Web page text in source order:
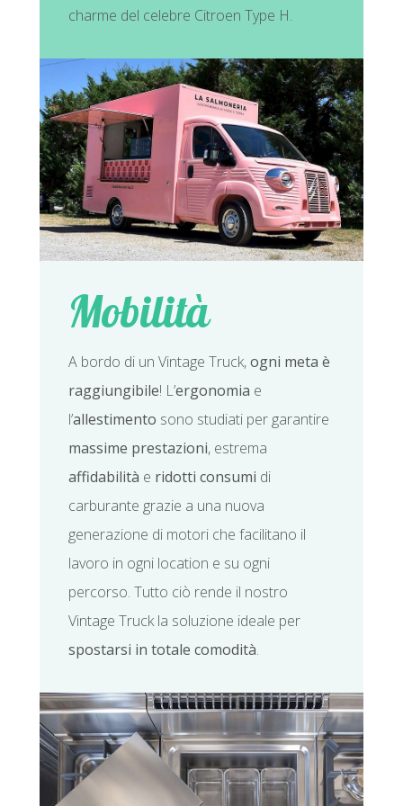
charme del celebre Citroen Type H.
Mobilità
A bordo di un Vintage Truck,ogni meta è
raggiungibile! L’ergonomia e
l’allestimento sono studiati per garantire
massime prestazioni, estrema
affidabilità e ridotti consumi di
carburante grazie a una nuova
generazione di motori che facilitano il
lavoro in ogni location e su ogni
percorso. Tutto ciò rende il nostro
Vintage Truck la soluzione ideale per
spostarsi in totale comodità.